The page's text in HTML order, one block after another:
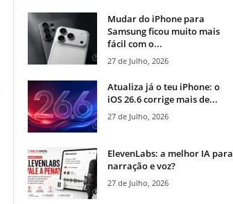
Mudar do iPhone para
Samsung ficou muito mais
fácil com o...
27 de Julho, 2026
Atualiza já o teu iPhone: o
iOS 26.6 corrige mais de...
27 de Julho, 2026
ElevenLabs: a melhor IA para
narração e voz?
27 de Julho, 2026